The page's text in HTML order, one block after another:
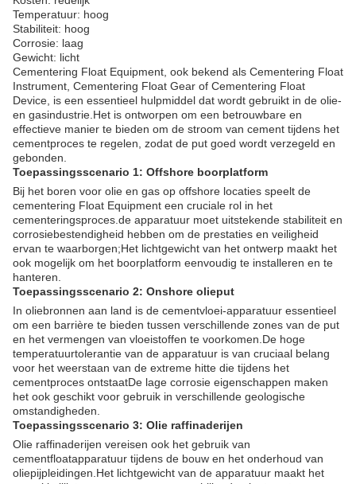
Temperatuur: hoog
Stabiliteit: hoog
Corrosie: laag
Gewicht: licht
Cementering Float Equipment, ook bekend als Cementering Float
Instrument, Cementering Float Gear of Cementering Float
Device, is een essentieel hulpmiddel dat wordt gebruikt in de olie-
en gasindustrie.Het is ontworpen om een betrouwbare en
effectieve manier te bieden om de stroom van cement tijdens het
cementproces te regelen, zodat de put goed wordt verzegeld en
gebonden.
Toepassingsscenario 1: Offshore boorplatform
Bij het boren voor olie en gas op offshore locaties speelt de
cementering Float Equipment een cruciale rol in het
cementeringsproces.de apparatuur moet uitstekende stabiliteit en
corrosiebestendigheid hebben om de prestaties en veiligheid
ervan te waarborgen;Het lichtgewicht van het ontwerp maakt het
ook mogelijk om het boorplatform eenvoudig te installeren en te
hanteren.
Toepassingsscenario 2: Onshore olieput
In oliebronnen aan land is de cementvloei-apparatuur essentieel
om een barrière te bieden tussen verschillende zones van de put
en het vermengen van vloeistoffen te voorkomen.De hoge
temperatuurtolerantie van de apparatuur is van cruciaal belang
voor het weerstaan van de extreme hitte die tijdens het
cementproces ontstaatDe lage corrosie eigenschappen maken
het ook geschikt voor gebruik in verschillende geologische
omstandigheden.
Toepassingsscenario 3: Olie raffinaderijen
Olie raffinaderijen vereisen ook het gebruik van
cementfloatapparatuur tijdens de bouw en het onderhoud van
oliepijpleidingen.Het lichtgewicht van de apparatuur maakt het